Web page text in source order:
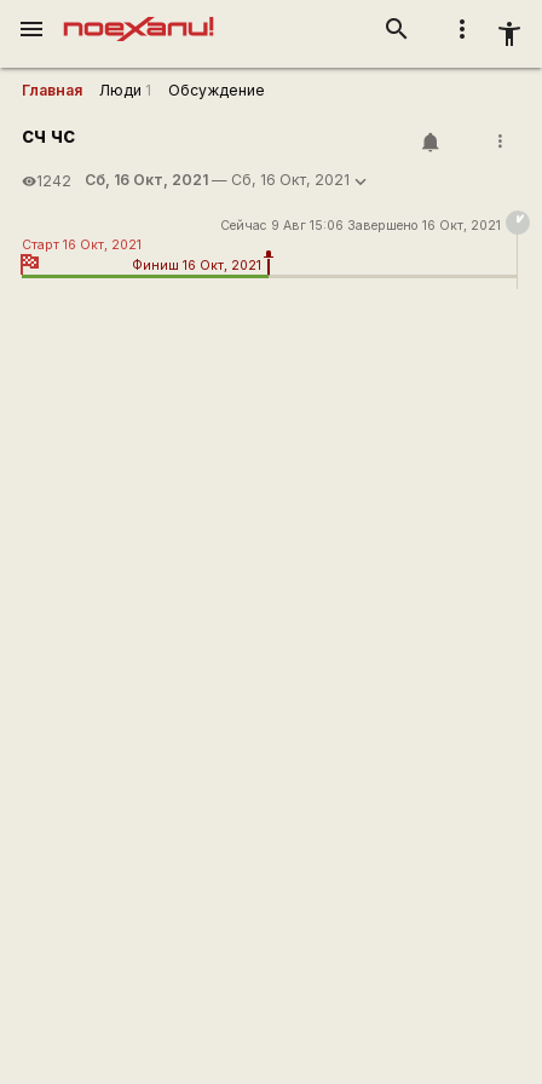
more_vert accessibility_new
search
menu
Главная Люди 1 Обсуждение
сч чс more_vert
visibility1242 Сб, 16 Окт, 2021— Сб, 16 Окт, 2021
Сейчас 9 Авг 15:06 Завершено 16 Окт, 2021
Старт 16 Окт, 2021
Финиш 16 Окт, 2021